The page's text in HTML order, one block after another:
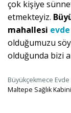
çok kişiye
etmekteyiz.
mahallesi
olduğumuzu
olduğunda bizi
Büyükçekmece Evde
Maltepe Sağlık Kabini